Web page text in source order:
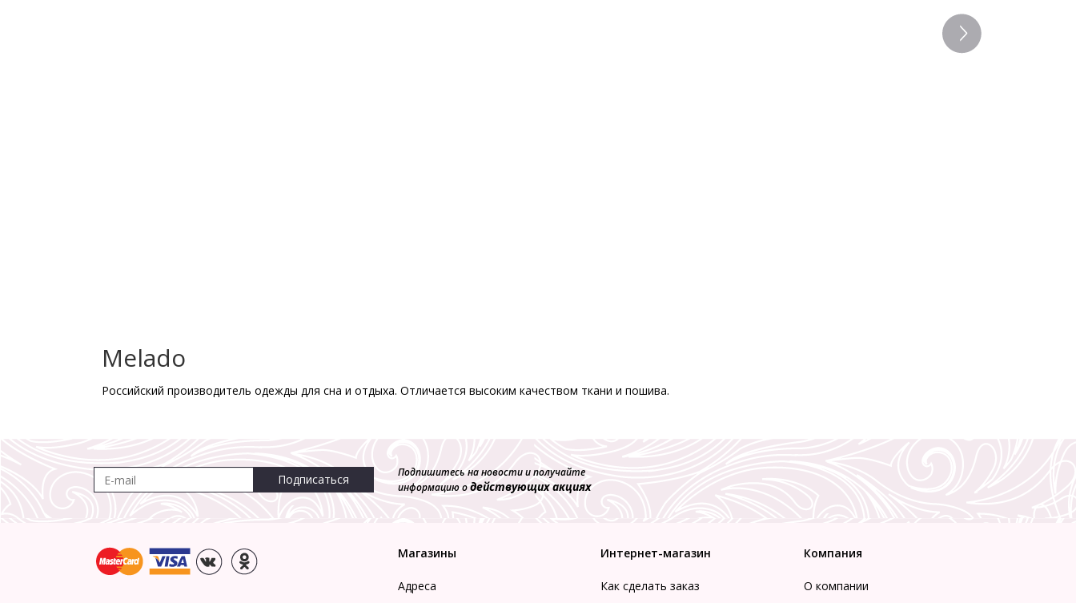
Melado
Российский производитель одежды для сна и отдыха. Отличается высоким качеством ткани и пошива.
Подписаться
Подпишитесь на новости и получайте
информацию одействующих акциях
Магазины
Адреса
Интернет-магазин
Как сделать заказ
Компания
О компании